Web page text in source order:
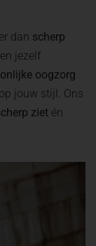
dan scherp
jezelf
oogzorg
jouw stijl. Ons
ziet én